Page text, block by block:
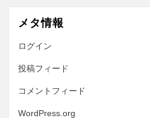
メタ情報
ログイン
投稿フィード
コメントフィード
WordPress.org